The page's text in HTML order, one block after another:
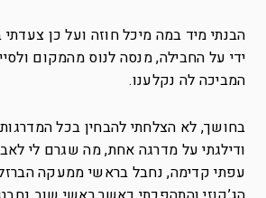
הבנתי מיד במה מיכל חוזה ועל כן
ידי על החבילה, מנסה לנוס מהמקום
המביכה לה נקלענו.
בחושך, לא הצלחתי להבחין בכל המדרגות
ודילגתי על מדרגה אחת, מה שגרם לי
עפתי קדימה, נחבל בראשי ממעקה